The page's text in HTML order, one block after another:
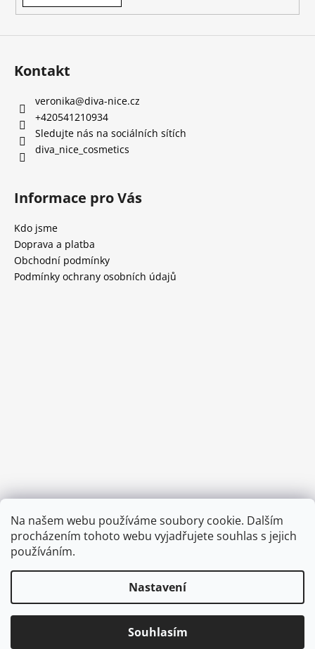
Na našem webu používáme soubory cookie. Dalším
procházením tohoto webu vyjadřujete souhlas s jejich
používáním.
Nastavení
Souhlasím
k
v
Kontakt
veronika@diva-nice.cz
+420541210934
Sledujte nás na sociálních sítích
diva_nice_cosmetics
Informace pro Vás
Kdo jsme
Doprava a platba
Obchodní podmínky
Podmínky ochrany osobních údajů
Provozní doba:
8.00 - 15.00 hod (pondělí - pátek)
Copyright 2026Diva & Nice Cosmetics. Všechna práva
Upravit nastavení cookies